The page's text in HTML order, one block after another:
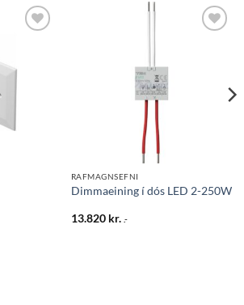
RAFMAGNSEFNI
Dimmaeining í dós LED 2-250W
13.820 kr. .-